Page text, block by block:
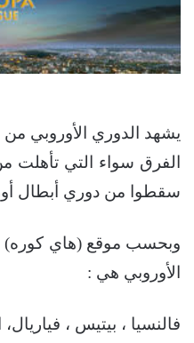
يشهد الدوري الأوروبي من
الفرق سواء التي تأهلت
سقطوا من دوري أبطال
وبحسب موقع (هاي كوره)
الأوروبي هي :
فالنسيا ، بيتيس ،